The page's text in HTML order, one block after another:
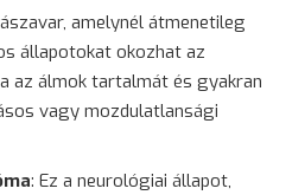
amelynél átmenetileg
állapotokat okozhat az
az álmok tartalmát és gyakran
vagy mozdulatlansági
: Ez a neurológiai állapot,